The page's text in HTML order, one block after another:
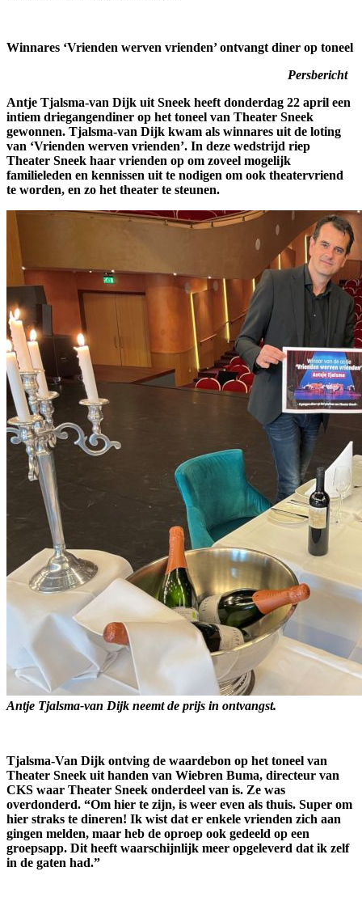
Winnares ‘Vrienden werven vrienden’ ontvangt diner op toneel
Persbericht
Antje Tjalsma-van Dijk uit Sneek heeft donderdag 22 april een
intiem driegangendiner op het toneel van Theater Sneek
gewonnen. Tjalsma-van Dijk kwam als winnares uit de loting
van ‘Vrienden werven vrienden’. In deze wedstrijd riep
Theater Sneek haar vrienden op om zoveel mogelijk
familieleden en kennissen uit te nodigen om ook theatervriend
te worden, en zo het theater te steunen.
Antje Tjalsma-van Dijk neemt de prijs in ontvangst.
Tjalsma-Van Dijk ontving de waardebon op het toneel van
Theater Sneek uit handen van Wiebren Buma, directeur van
CKS waar Theater Sneek onderdeel van is. Ze was
overdonderd. “Om hier te zijn, is weer even als thuis. Super om
hier straks te dineren! Ik wist dat er enkele vrienden zich aan
gingen melden, maar heb de oproep ook gedeeld op een
groepsapp. Dit heeft waarschijnlijk meer opgeleverd dat ik zelf
in de gaten had.”